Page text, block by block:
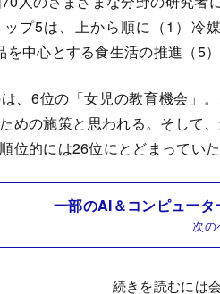
プ5は、上から順に（1）冷
を中心とする食生活の推進（5
、6位の「女児の教育機会」
めの施策と思われる。そして
位的には26位にとどまっていた
一部のAI＆コンピュー
次の
続きを読むには